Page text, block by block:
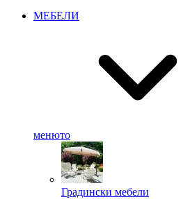
МЕБЕЛИ
менюто
Градински мебели